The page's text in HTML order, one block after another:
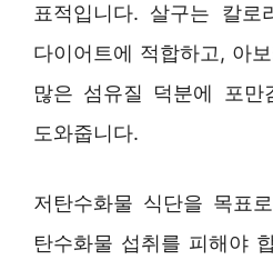
표적입니다. 살구는 칼로
다이어트에 적합하고, 아
많은 섬유질 덕분에 포만
도와줍니다.
저탄수화물 식단을 목표
탄수화물 섭취를 피해야